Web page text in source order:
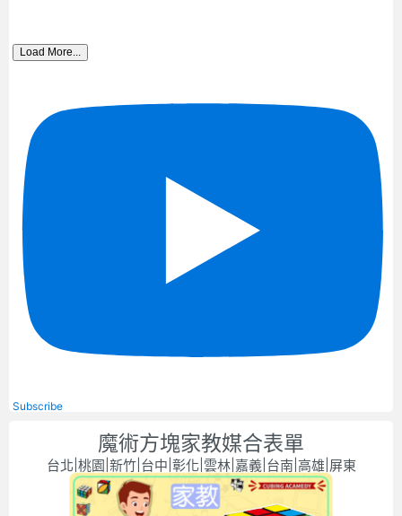
Load More...
Subscribe
魔術方塊家教媒合表單
台北|桃園|新竹|台中|彰化|雲林|嘉義|台南|高雄|屏東